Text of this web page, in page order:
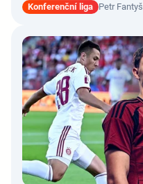
Konferenční liga Petr Fantyš